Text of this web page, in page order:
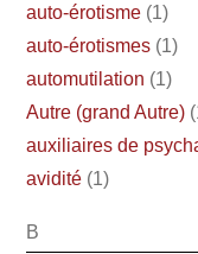
auto-érotisme (1)
auto-érotismes (1)
automutilation (1)
Autre (grand Autre)
auxiliaires de
avidité (1)
B